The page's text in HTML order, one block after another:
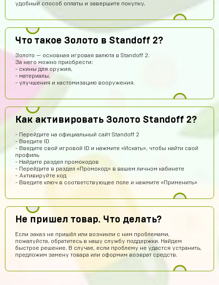
удобный способ оплаты и завершите покупку.
Что такое Золото в Standoff 2?
Золото — основная игровая валюта в Standoff 2.
За него можно приобрести:
- скины для оружия,
- материалы,
- улучшения и кастомизацию вооружения.
Как активировать Золото Standoff 2?
- Перейдите на официальный сайт Standoff 2
- Введите ID
- Введите свой игровой ID и нажмите «Искать», чтобы найти свой
профиль
- Найдите раздел промокодов
- Перейдите в раздел «Промокод» в вашем личном кабинете
- Активируйте код
- Введите ключ в соответствующее поле и нажмите «Применить»
Не пришел товар. Что делать?
Если заказ не пришёл или возникли с ним проблемами,
пожалуйста, обратитесь в нашу службу поддержки. Найдем
быстрое решение. В случае, если проблему не удастся устранить,
предложим замену товара или оформим возврат средств.
На емаил
Все быстро и понятно! Всем рекомендую!
dragon
Ilias Amandyq
крутой сайт
Илья Лобазов
Пацаны рил не обманывают
ДП
Данил Петров
Все дошло спасибо
А как купить ак через билайн
Денис Щетинин 6 часов назад
на почту придти должно
Дима Кудрявцев 4 часа назад